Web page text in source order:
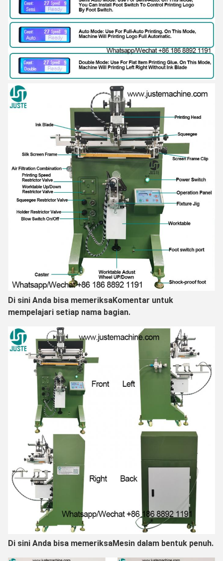
Di sini Anda bisa memeriksaKomentar untuk
mempelajari setiap nama bagian.
Di sini Anda bisa memeriksaMesin dalam bentuk penuh.